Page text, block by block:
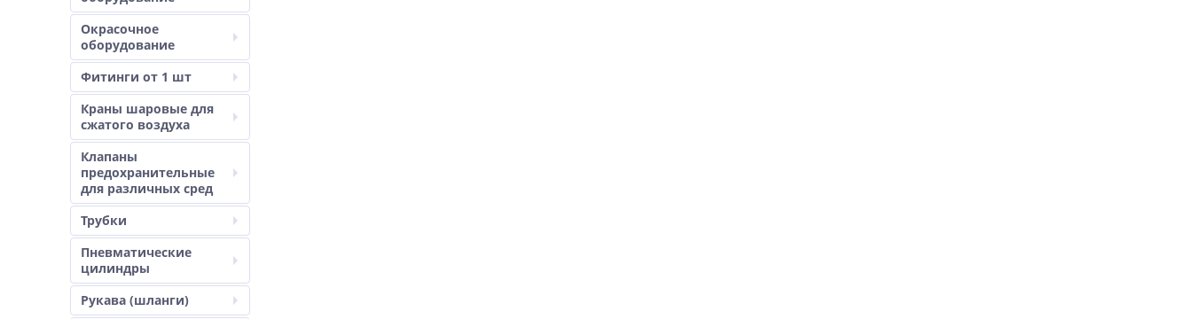
Окрасочное
оборудование
Фитинги от 1 шт
Краны шаровые для
сжатого воздуха
Клапаны
предохранительные
для различных сред
Трубки
Пневматические
цилиндры
Рукава (шланги)